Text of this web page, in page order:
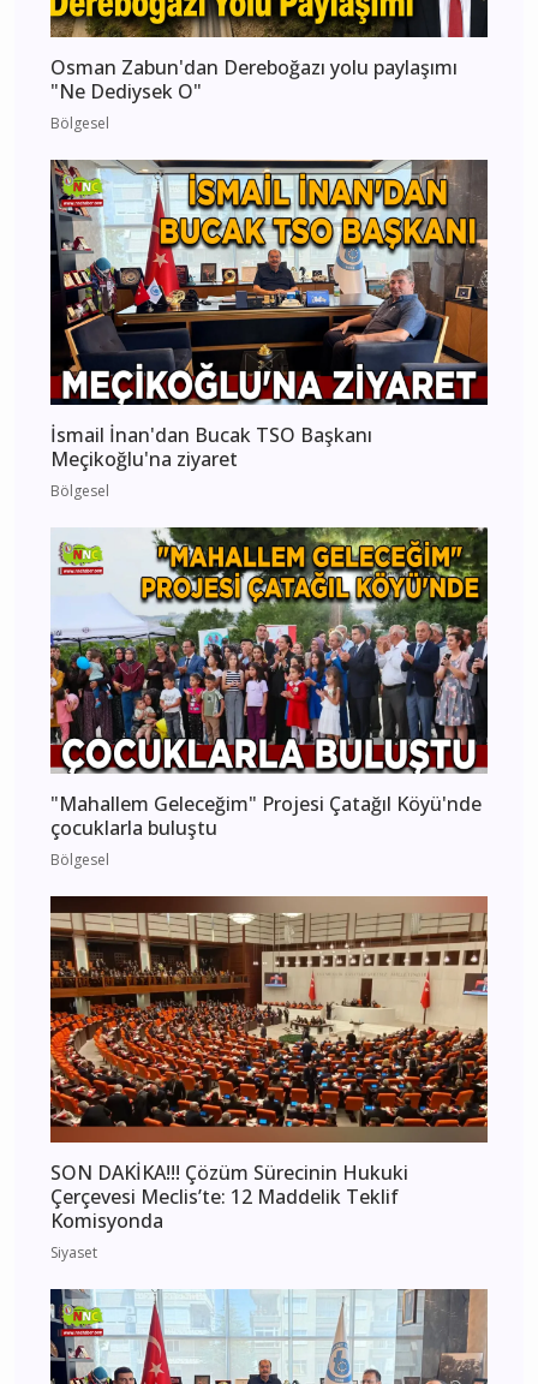
Osman Zabun'dan Dereboğazı yolu paylaşımı
"Ne Dediysek O"
Bölgesel
İsmail İnan'dan Bucak TSO Başkanı
Meçikoğlu'na ziyaret
Bölgesel
"Mahallem Geleceğim" Projesi Çatağıl Köyü'nde
çocuklarla buluştu
Bölgesel
SON DAKİKA!!! Çözüm Sürecinin Hukuki
Çerçevesi Meclis’te: 12 Maddelik Teklif
Komisyonda
Siyaset